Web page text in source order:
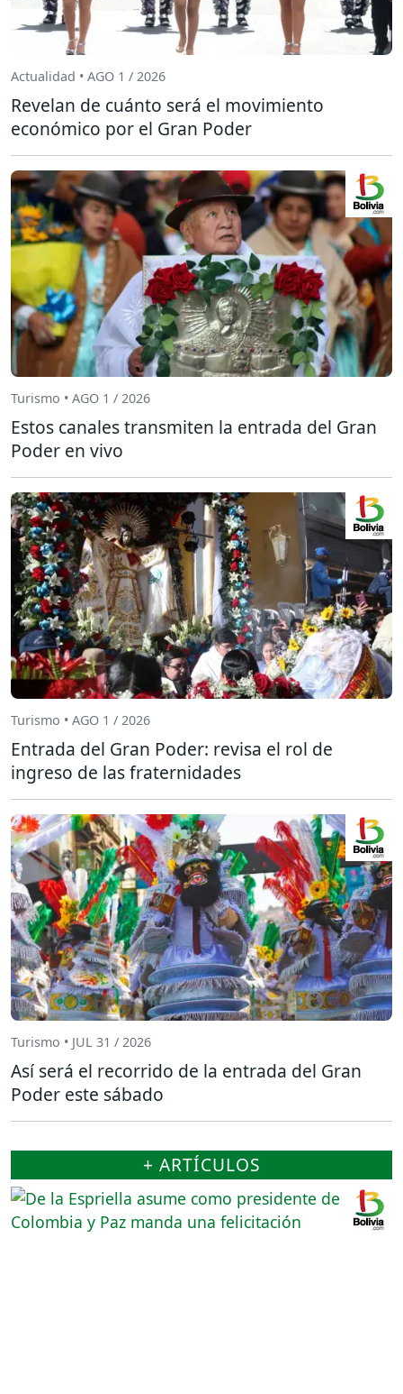
Actualidad • AGO 1 / 2026
Revelan de cuánto será el movimiento
económico por el Gran Poder
Turismo • AGO 1 / 2026
Estos canales transmiten la entrada del Gran
Poder en vivo
Turismo • AGO 1 / 2026
Entrada del Gran Poder: revisa el rol de
ingreso de las fraternidades
Turismo • JUL 31 / 2026
Así será el recorrido de la entrada del Gran
Poder este sábado
+ ARTÍCULOS